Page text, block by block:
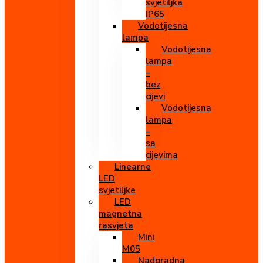
svjetiljka
IP65
Vodotijesna
lampa
Vodotijesna
lampa
–
bez
cijevi
Vodotijesna
lampa
–
sa
cijevima
Linearne
LED
svjetiljke
LED
magnetna
rasvjeta
Mini
M05